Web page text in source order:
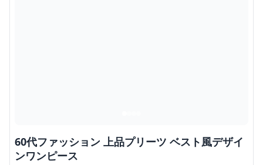
60代ファッション 上品プリーツ ベスト風デザイ
ンワンピース